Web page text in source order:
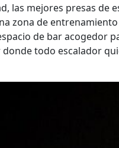
las mejores presas de
zona de
de bar acogedor
todo escalador